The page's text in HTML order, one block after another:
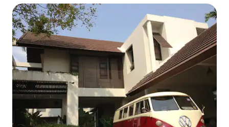
แบบไทย ร่วมสมัย โดย มีระเบียงยื่นไปในน้ำ
อยู่ท่ามกลางชุมชนเดิม มีการแสดงหุ่น
ละครเล็กที่บ้านศิลปิน ซึ่งอยู่ตรงกันข้ามฝั่ง
คลอง มีอาหารไทยทั้งทางเรือและในชุมชน
ใกล้เซเว่น และร้านสะดวกซื้อเพียง 200
เมตร มีกิจกรรมมากมาย สามารถล่องเรือ ให้
อาหารปลา เพ้นท์หน้ากาก ชมวัดที่มีอยู่
หลายวัดรอบรอบชุมชน